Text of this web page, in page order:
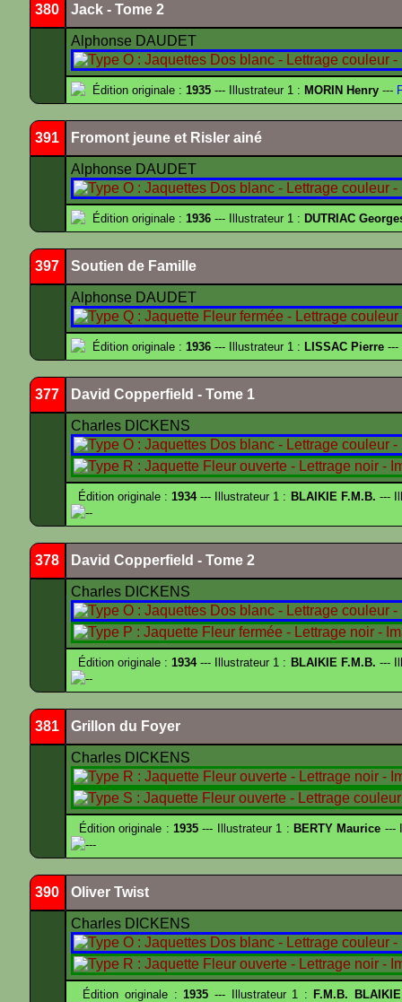
380 Jack - Tome 2
Alphonse DAUDET
Édition originale : 1935 --- Illustrateur 1 : MORIN Henry ---
391 Fromont jeune et Risler ainé
Alphonse DAUDET
Édition originale : 1936 --- Illustrateur 1 : DUTRIAC
397 Soutien de Famille
Alphonse DAUDET
Édition originale : 1936 --- Illustrateur 1 : LISSAC Pierre ---
377 David Copperfield - Tome 1
Charles DICKENS
Édition originale :1934--- Illustrateur 1 : BLAIKIE F.M.B. ---
--
378 David Copperfield - Tome 2
Charles DICKENS
Édition originale :1934--- Illustrateur 1 : BLAIKIE F.M.B. ---
--
381 Grillon du Foyer
Charles DICKENS
Édition originale : 1935--- Illustrateur 1 : BERTY Maurice ---
---
390 Oliver Twist
Charles DICKENS
Édition originale :1935 --- Illustrateur 1 : F.M.B.